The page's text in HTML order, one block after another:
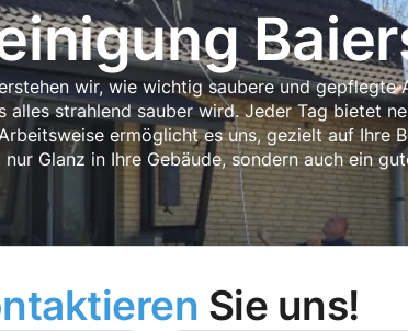
wir, wie wichtig saubere und
strahlend sauber wird. Jeder Tag bietet
ermöglicht es uns, gezielt auf Ihre
Glanz in Ihre Gebäude, sondern auch ein
Sie uns!